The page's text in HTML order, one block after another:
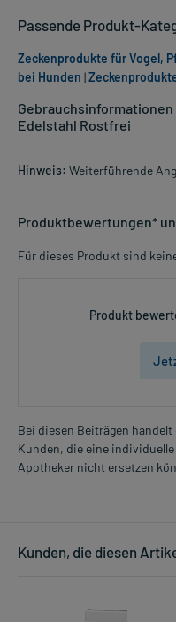
Edelstahl Rostfrei
Hinweis: Weiterführende
Produktbewertungen*
Für dieses Produkt sind
Produkt
Bei diesen Beiträgen
Kunden, die eine
Apotheker nicht ersetzen
Kunden, die diesen
Passende Produkt-
Zeckenprodukte für Vogel,
bei Hunden |